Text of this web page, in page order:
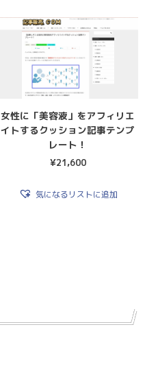
女性に「美容液」をアフィリエ
イトするクッション記事テンプ
レート！
¥21,600
気になるリストに追加